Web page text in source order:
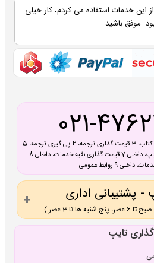
از این خدمات استفاده می کردم، کار خیلی
موفق باشید
021-
داخلی 1 تقویت رزومه، 2 چاپ و نشر کتاب، 3 قیمت گذاری ترجمه، 4 پی گیری ترجمه، 5
قیمت گذاری تایپ، 6 پی گیری تایپ، داخلی 7 قیمت گذاری بقیه خدمات، داخلی 8
9 روابط عمومی
پشتیبانی اداری
تایپ